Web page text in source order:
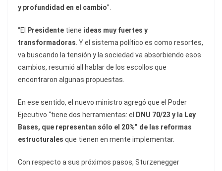
y profundidad en el cambio”.
“El Presidente tiene ideas muy fuertes y
transformadoras. Y el sistema político es como resortes,
va buscando la tensión y la sociedad va absorbiendo esos
cambios, resumió all hablar de los escollos que
encontraron algunas propuestas.
En ese sentido, el nuevo ministro agregó que el Poder
Ejecutivo “tiene dos herramientas: el
DNU 70/23 y la Ley
Bases, que representan sólo el 20%” de las reformas
estructurales que tienen en mente implementar.
Con respecto a sus próximos pasos, Sturzenegger